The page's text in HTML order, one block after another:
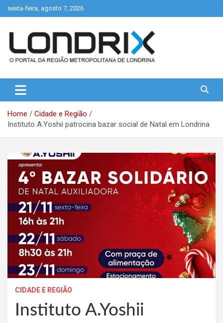
to
sexta-feira, agosto 7, 2026
Londrix
Home
Cidade e Região
Instituto A.Yoshii patrocina bazar social de Natal em Londrina
CIDADE E REGIÃO
Instituto A.Yoshii